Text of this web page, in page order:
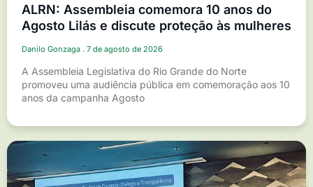
ALRN: Assembleia comemora 10 anos do
Agosto Lilás e discute proteção às mulheres
Danilo Gonzaga 7 de agosto de 2026
A Assembleia Legislativa do Rio Grande do Norte
promoveu uma audiência pública em comemoração aos 10
anos da campanha Agosto